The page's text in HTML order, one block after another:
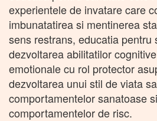
experientele de invatare care
imbunatatirea si mentinerea
sens restrans, educatia pentru
dezvoltarea abilitatilor
emotionale cu rol protector
dezvoltarea unui stil de viata
comportamentelor sanatoase
comportamentelor de risc.